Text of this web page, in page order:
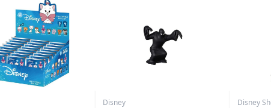
Disney Disney